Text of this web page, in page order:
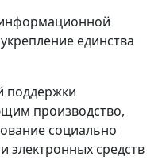
единства
поддержки
производство,
социально
электронных средств